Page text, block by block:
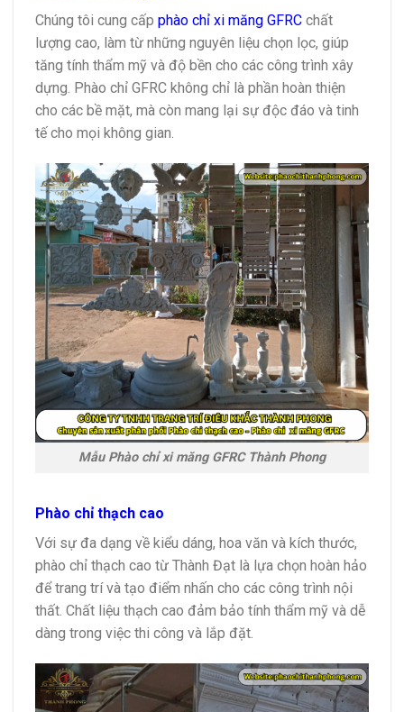
Chúng tôi cung cấp phào chỉ xi măng GFRC chất
lượng cao, làm từ những nguyên liệu chọn lọc, giúp
tăng tính thẩm mỹ và độ bền cho các công trình xây
dựng. Phào chỉ GFRC không chỉ là phần hoàn thiện
cho các bề mặt, mà còn mang lại sự độc đáo và tinh
tế cho mọi không gian.
Mẫu Phào chỉ xi măng GFRC Thành Phong
Phào chỉ thạch cao
Với sự đa dạng về kiểu dáng, hoa văn và kích thước,
phào chỉ thạch cao từ Thành Đạt là lựa chọn hoàn hảo
để trang trí và tạo điểm nhấn cho các công trình nội
thất. Chất liệu thạch cao đảm bảo tính thẩm mỹ và dễ
dàng trong việc thi công và lắp đặt.